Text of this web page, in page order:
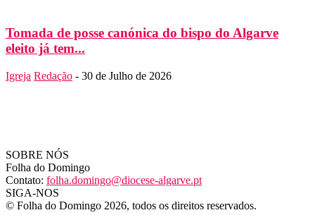
Tomada de posse canónica do bispo do Algarve
eleito já tem...
Igreja Redação - 30 de Julho de 2026
SOBRE NÓS
Folha do Domingo
Contato: folha.domingo@diocese-algarve.pt
SIGA-NOS
© Folha do Domingo 2026, todos os direitos reservados.